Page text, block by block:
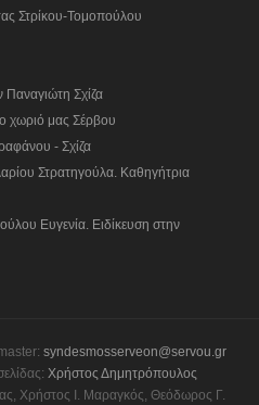
Στρίκου-Τομοπούλου
Σχίζα
χωριό μας Σέρβου
- Σχίζα
Στρατηγούλα. Καθηγήτρια
Ευγενία. Ειδίκευση στην
syndesmosserveon@servou.gr
Χρήστος Δημητρόπουλος
Χρήστος Ι. Μαραγκός, Θεόδωρος Γ.